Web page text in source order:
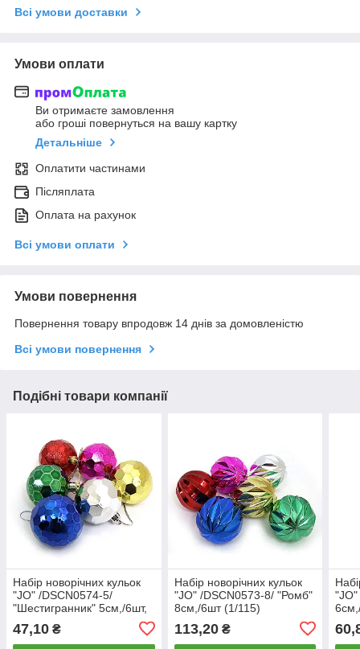
Всі умови доставки
Умови оплати
Ви отримаєте замовлення
або гроші повернуться на вашу картку
Детальніше
Оплатити частинами
Післяплата
Оплата на рахунок
Всі умови оплати
Умови повернення
Повернення товару впродовж 14 днів за домовленістю
Всі умови повернення
Подібні товари компанії
Набір новорічних кульок
"JO" /DSCN0574-5/
"Шестигранник" 5см,/6шт,
47,10 ₴
Набір новорічних кульок
"JO" /DSCN0573-8/ "Ромб"
8см,/6шт (1/115)
113,20₴